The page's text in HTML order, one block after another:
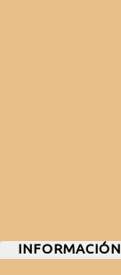
INFORMACIÓN